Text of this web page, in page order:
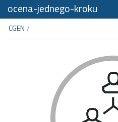
ocena-jednego-kroku
CGEN /